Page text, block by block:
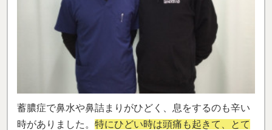
蓄膿症で鼻水や鼻詰まりがひどく、息をするのも辛い
時がありました。 特にひどい時は頭痛も起きて、とて